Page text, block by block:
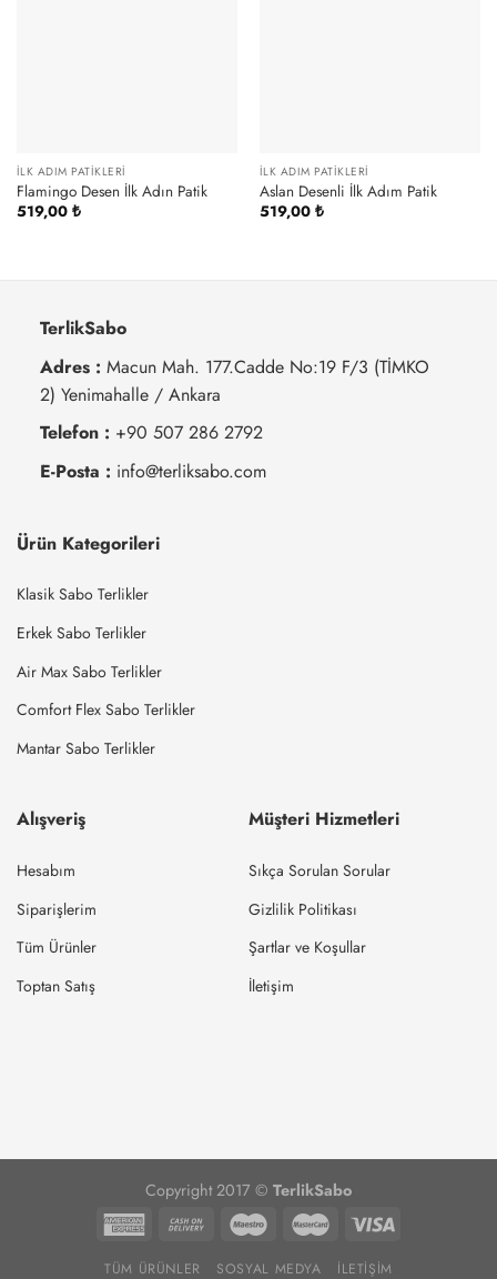
İLK ADIM PATIKLERI
Flamingo Desen İlk Adın Patik
519,00 ₺
İLK ADIM PATIKLERI
Aslan Desenli İlk Adım Patik
519,00 ₺
TerlikSabo
Adres : Macun Mah. 177.Cadde No:19 F/3 (TİMKO
2) Yenimahalle / Ankara
Telefon : +90 507 286 2792
E-Posta : info@terliksabo.com
Ürün Kategorileri
Klasik Sabo Terlikler
Erkek Sabo Terlikler
Air Max Sabo Terlikler
Comfort Flex Sabo Terlikler
Mantar Sabo Terlikler
Alışveriş
Hesabım
Siparişlerim
Tüm Ürünler
Toptan Satış
Müşteri Hizmetleri
Sıkça Sorulan Sorular
Gizlilik Politikası
Şartlar ve Koşullar
İletişim
Copyright 2017 © TerlikSabo
TÜM ÜRÜNLER SOSYAL MEDYA İLETIŞIM